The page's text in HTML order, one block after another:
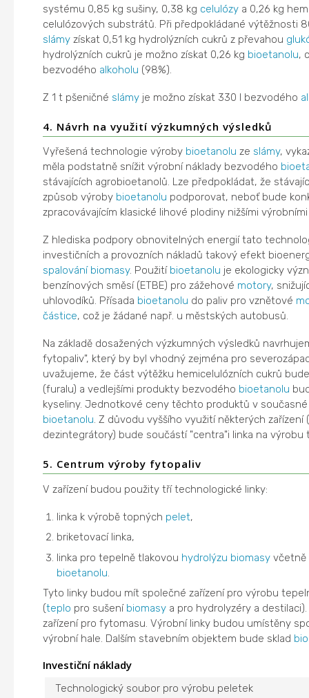
systému 0,85 kg sušiny, 0,38 kg celulózya 0,26 kg
celulózových substrátů. Při předpokládané výtěžnosti
slámyzískat 0,51 kg hydrolýzních cukrů z převahou
hydrolýzních cukrů je možno získat 0,26 kg bioetanolu,
bezvodého alkoholu (98%).
Z 1 t pšeničné slámyje možno získat 330 l bezvodého
4. Návrh na využití výzkumných výsledků
Vyřešená technologie výroby bioetanolu ze slámy,
měla podstatně snížit výrobní náklady bezvodého
stávajících agrobioetanolů. Lze předpokládat, že
způsob výroby bioetanolu podporovat, neboť bude
zpracovávajícím klasické lihové plodiny nižšími výrobními
Z hlediska podpory obnovitelných energií tato
investičních a provozních nákladů takový efekt
spalování biomasy. Použití bioetanolu je ekologicky
benzínových směsí (ETBE) pro zážehové motory,
uhlovodíků. Přísada bioetanolu do paliv pro vznětové
částice, což je žádané např. u městských autobusů.
Na základě dosažených výzkumných výsledků
fytopaliv", který by byl vhodný zejména pro
uvažujeme, že část výtěžku hemicelulózních cukrů
(furalu) a vedlejšími produkty bezvodého bioetanolu
kyseliny. Jednotkové ceny těchto produktů v
bioetanolu. Z důvodu vyššího využití některých zařízení
dezintegrátory) bude součástí "centra"i linka na
5. Centrum výroby fytopaliv
V zařízení budou použity tří technologické linky:
linka k výrobě topných pelet,
briketovací linka,
linka pro tepelně tlakovou hydrolýzu biomasyvčetně
bioetanolu
Tyto linky budou mít společné zařízení pro výrobu
(teplo pro sušení biomasya pro hydrolyzéry a
zařízení pro fytomasu. Výrobní linky budou umístěny
výrobní hale. Dalším stavebním objektem bude sklad
Investiční náklady
Technologický soubor pro výrobu peletek